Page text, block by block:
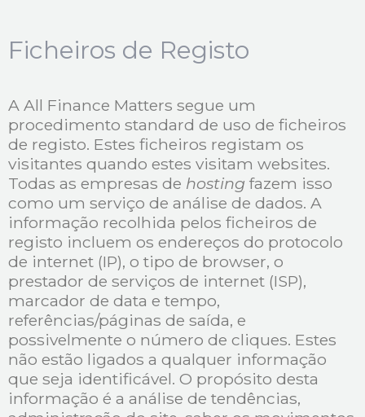
Ficheiros de Registo
A All Finance Matters segue um
procedimento standard de uso de ficheiros
de registo. Estes ficheiros registam os
visitantes quando estes visitam websites.
Todas as empresas de hosting fazem isso
como um serviço de análise de dados. A
informação recolhida pelos ficheiros de
registo incluem os endereços do protocolo
de internet (IP), o tipo de browser, o
prestador de serviços de internet (ISP),
marcador de data e tempo,
referências/páginas de saída, e
possivelmente o número de cliques. Estes
não estão ligados a qualquer informação
que seja identificável. O propósito desta
informação é a análise de tendências,